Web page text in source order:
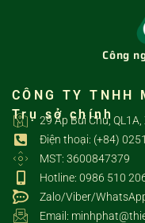
Công
CÔNG TY TNHH
Trụ sở chính
29 Ấp Bùi Chu,
Điện thoại: (+84)
MST: 3600847379
Hotline: 0986 510
Zalo/Viber/
Email: